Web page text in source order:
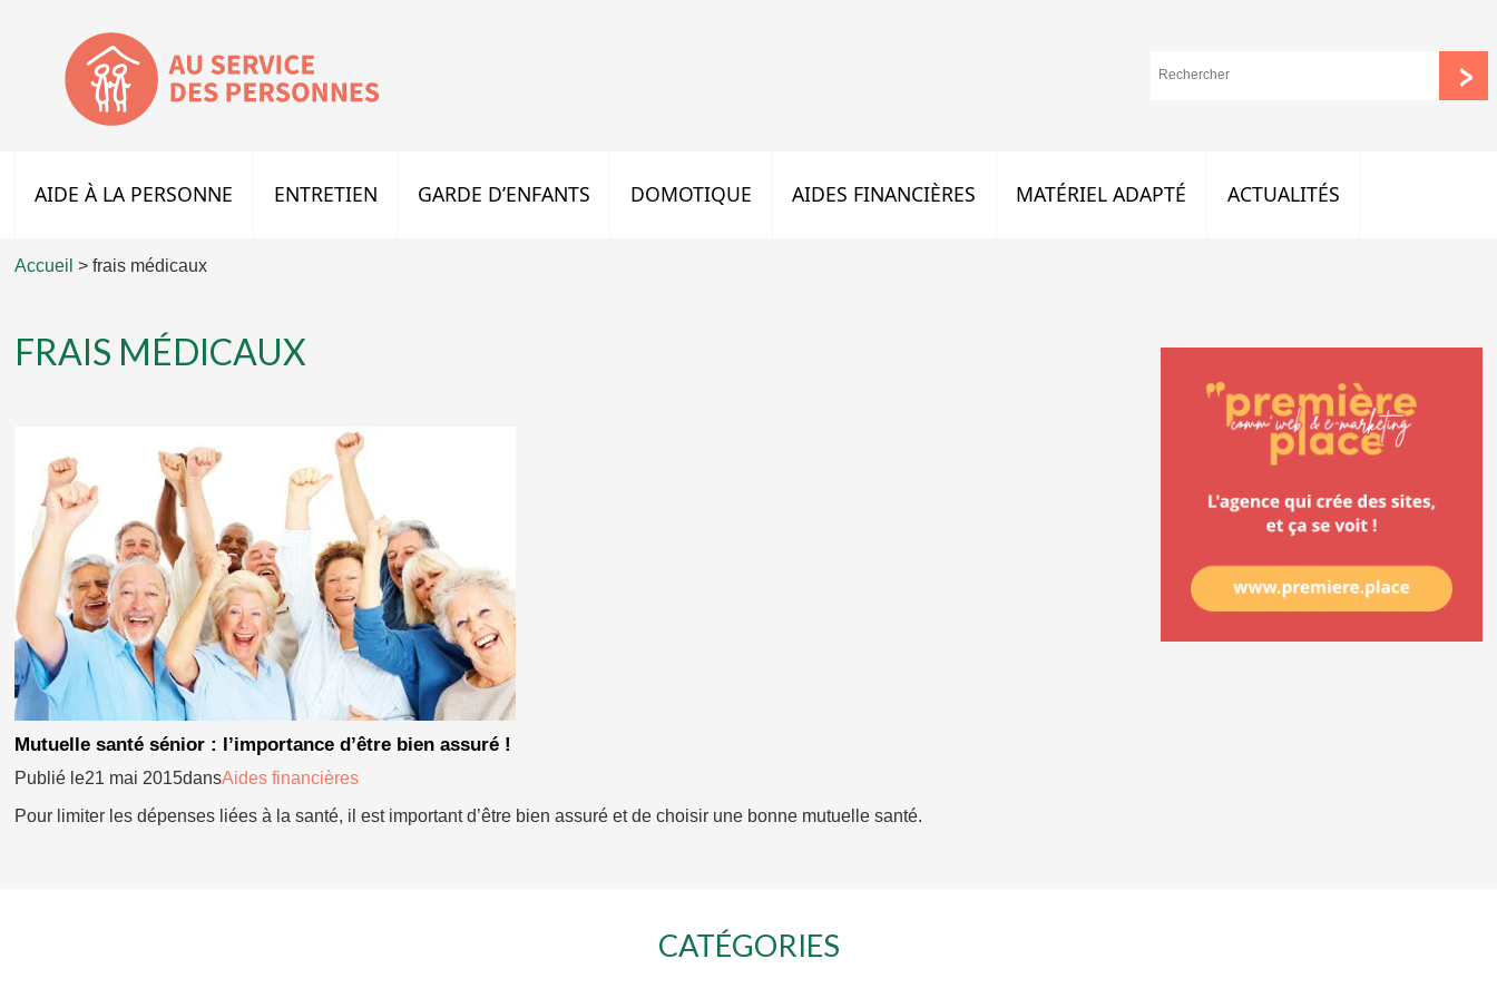
AIDE À LA PERSONNE ENTRETIEN GARDE D’ENFANTS DOMOTIQUE AIDES FINANCIÈRES MATÉRIEL ADAPTÉ ACTUALITÉS
Accueil > frais médicaux
FRAIS MÉDICAUX
Mutuelle santé sénior : l’importance d’être bien assuré !
Publié le21 mai 2015dansAides financières
Pour limiter les dépenses liées à la santé, il est important d’être bien assuré et de choisir une bonne mutuelle santé.
CATÉGORIES